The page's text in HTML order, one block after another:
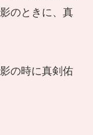
のときに、真
の時に真剣佑